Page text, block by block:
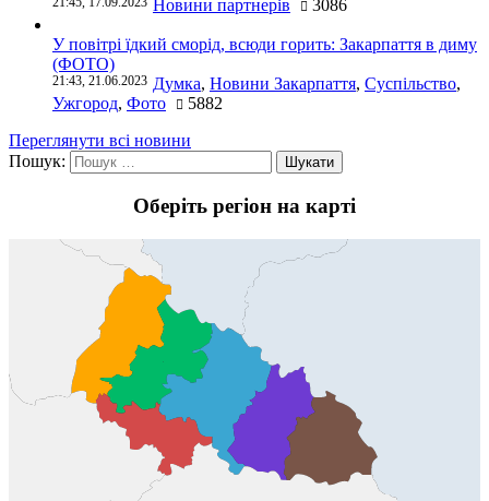
Новини партнерів 3086
У повітрі їдкий сморід, всюди горить: Закарпаття в диму
(ФОТО)
21:43, 21.06.2023 Думка, Новини Закарпаття, Суспільство,
Ужгород, Фото
5882
Переглянути всі новини
Пошук:
Оберіть регіон на карті